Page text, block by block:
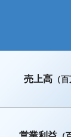
売上高 （